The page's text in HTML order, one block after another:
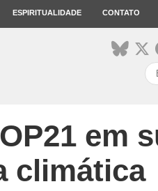
ESPIRITUALIDADE CONTATO
em
climática